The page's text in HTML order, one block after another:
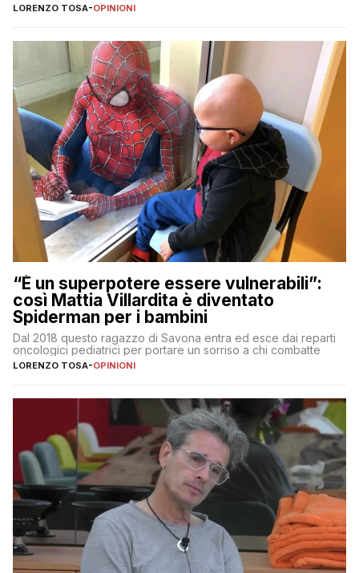
LORENZO TOSA-OPINIONI
“È un superpotere essere vulnerabili”:
così Mattia Villardita è diventato
Spiderman per i bambini
Dal 2018 questo ragazzo di Savona entra ed esce dai reparti
oncologici pediatrici per portare un sorriso a chi combatte
LORENZO TOSA-OPINIONI